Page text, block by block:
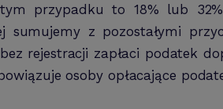
przypadku to 18% lub
sumujemy z pozostałymi
rejestracji zapłaci podatek
osoby opłacające